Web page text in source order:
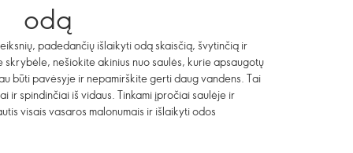
odą
padedančių išlaikyti odą skaisčią, švytinčią ir
nešiokite akinius nuo saulės, kurie apsaugotų
būti pavėsyje ir nepamirškite gerti daug vandens. Tai
ir spindinčiai iš vidaus. Tinkami įpročiai saulėje ir
visais vasaros malonumais ir išlaikyti odos